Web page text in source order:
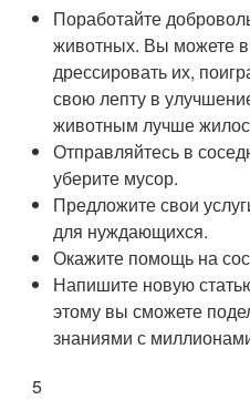
Поработайте
животных. Вы можете
дрессировать их,
свою лепту в
животным лучше
Отправляйтесь в
уберите мусор.
Предложите свои
для нуждающихся.
Окажите помощь на
Напишите новую
этому вы сможете
знаниями с
5